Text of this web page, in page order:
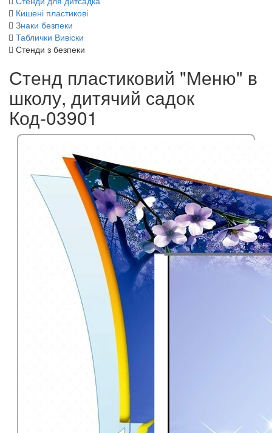
Кишені пластикові
Знаки безпеки
Таблички Вивіски
Стенди з безпеки
Стенд пластиковий "Меню" в
школу, дитячий садок
Код-03901